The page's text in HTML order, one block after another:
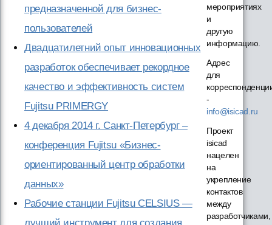
предназначенной для бизнес-
пользователей
Двадцатилетний опыт инновационных
разработок обеспечивает рекордное
качество и эффективность систем
Fujitsu PRIMERGY
4 декабря 2014 г. Санкт-Петербург –
конференция Fujitsu «Бизнес-
ориентированный центр обработки
данных»
Рабочие станции Fujitsu CELSIUS —
мероприятиях
и
другую
информацию.
Адрес
для
-
info@isicad.ru
Проект
isicad
нацелен
на
укрепление
контактов
между
разработчиками,